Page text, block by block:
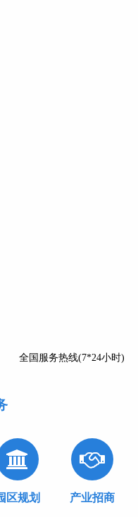
全国服务热线(7*24小时)
区规划 产业招商